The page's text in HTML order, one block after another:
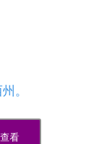
。
看